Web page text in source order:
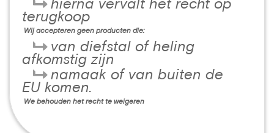
hierna vervalt het recht op
terugkoop
Wij accepteren geen producten die:
van diefstal of heling
afkomstig zijn
namaak of van buiten de
EU komen.
We behouden het recht te weigeren